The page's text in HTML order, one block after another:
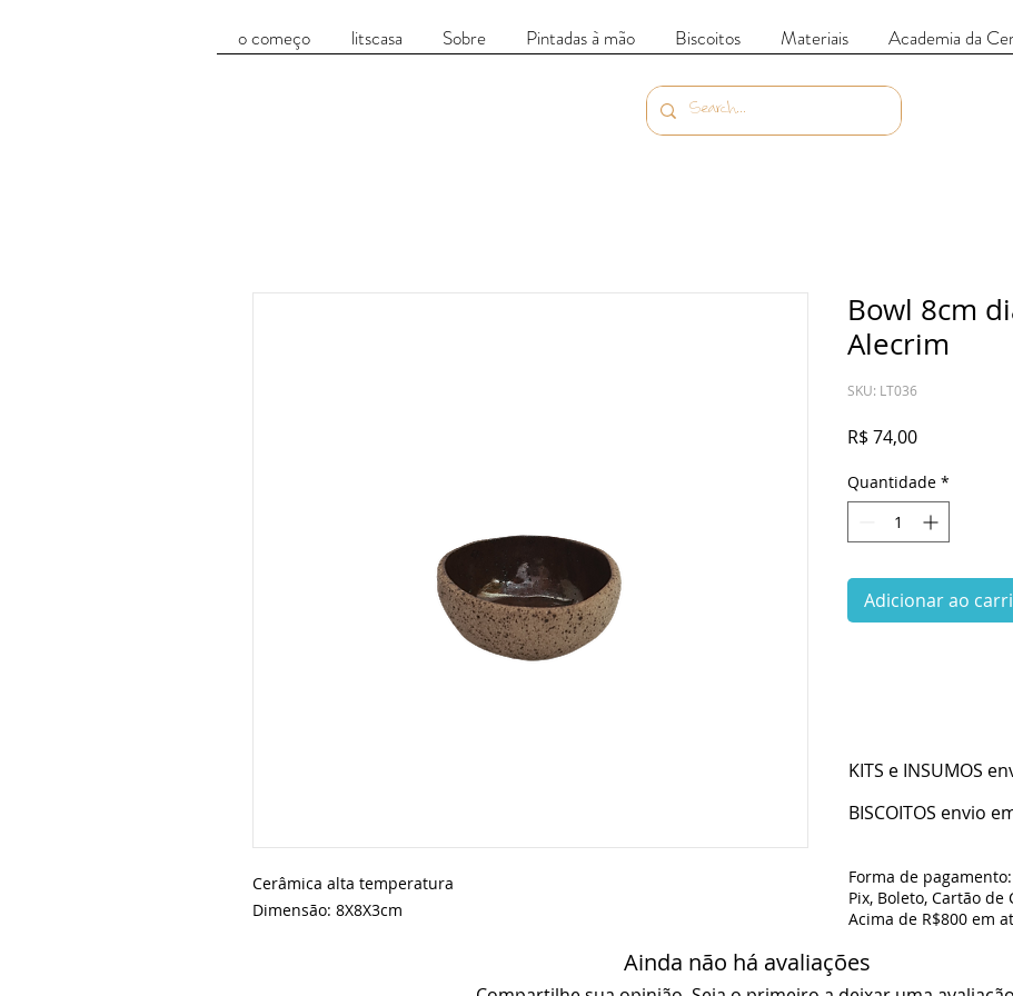
o começo litscasa Sobre Pintadas à mão Biscoitos Materiais Academia da
Cerâmica alta temperatura
Dimensão: 8X8X3cm
Bowl 8cm
Alecrim
SKU: LT036
R$ 74,00Preço
Quantidade *
Adicionar ao
Ainda não há avaliações
KITS e INSUMOS
BISCOITOS envio
Forma de pagamento:
Pix, Boleto, Cartão de
Acima de R$800 em